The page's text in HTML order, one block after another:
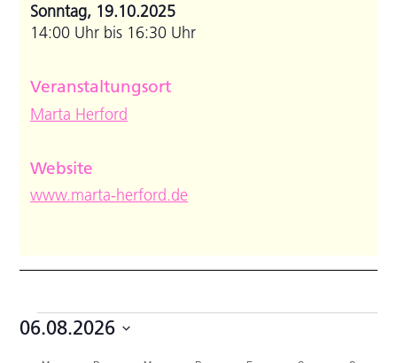
Sonntag, 19.10.2025
14:00 Uhr bis 16:30 Uhr
Veranstaltungsort
Marta Herford
Website
www.marta-herford.de
Veranstaltungen
06.08.2026